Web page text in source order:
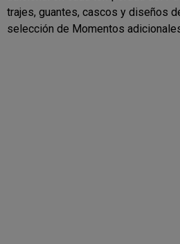
trajes, guantes, cascos y diseños
selección de Momentos